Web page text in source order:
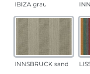
IBIZA grau
INNSBRUCK sand